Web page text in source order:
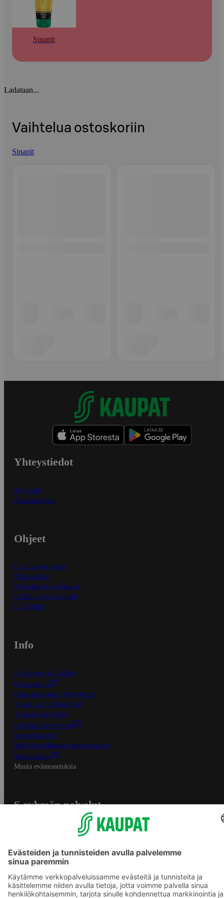
Sinapit
Ladataan...
Vaihtelua ostoskoriin
Sinapit
Yhteystiedot
Myymälät
Asiakaspalvelu
Ohjeet
Ensitilaajan ohjeet
Näin maksat
Näin tilaat ja muokkaat
Kaikki ohjeet ja vinkit
In English
Info
S-Business yrityksille
Oiva-raportit
Osuuskauppojen yhteystiedot
Tilaus- ja toimitusehdot
Tietosuojakäytäntö
Palvelun käyttöehdot
Saavutettavuus
Mobiilisovelluksen saavutettavuus
Mainostajalle
Muuta evästeasetuksia
S-ryhmän palvelut
Yhteishyvä Ruoka -sovellus
S-ostoslista -sovellus
Prisma.fi
Sokos.fi